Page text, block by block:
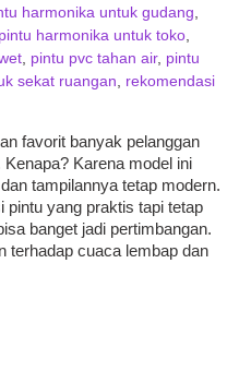
harmonika untuk gudang,
pintu harmonika untuk toko,
, pintu pvc tahan air, pintu
sekat ruangan, rekomendasi
favorit banyak pelanggan
Karena model ini
tampilannya tetap modern.
pintu yang praktis tapi tetap
banget jadi pertimbangan.
terhadap cuaca lembap dan